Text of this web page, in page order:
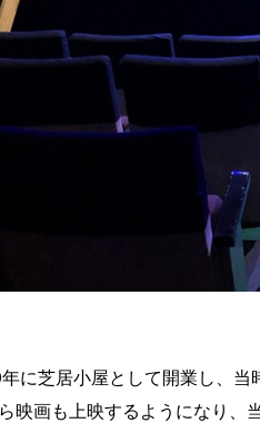
に芝居小屋として開業し、
映画も上映するようになり、